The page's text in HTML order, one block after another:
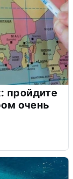
пройдите
очень